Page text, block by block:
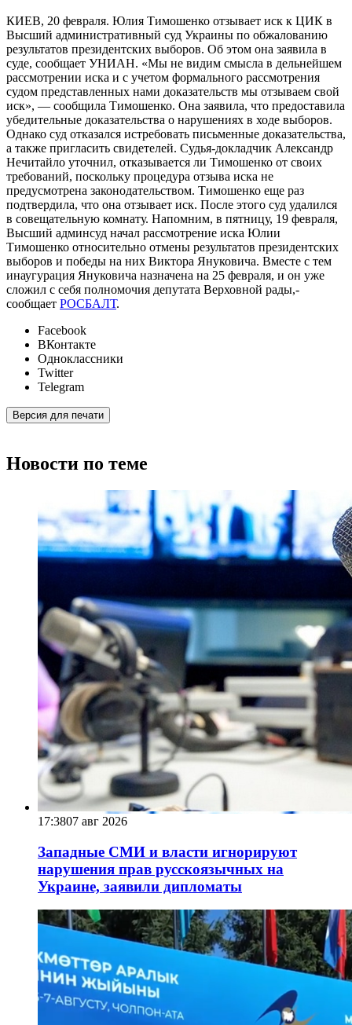
КИЕВ, 20 февраля. Юлия Тимошенко отзывает иск к ЦИК в
Высший административный суд Украины по обжалованию
результатов президентских выборов. Об этом она заявила в
суде, сообщает УНИАН. «Мы не видим смысла в дельнейшем
рассмотрении иска и с учетом формального рассмотрения
судом представленных нами доказательств мы отзываем свой
иск», — сообщила Тимошенко. Она заявила, что предоставила
убедительные доказательства о нарушениях в ходе выборов.
Однако суд отказался истребовать письменные доказательства,
а также пригласить свидетелей. Судья-докладчик Александр
Нечитайло уточнил, отказывается ли Тимошенко от своих
требований, поскольку процедура отзыва иска не
предусмотрена законодательством. Тимошенко еще раз
подтвердила, что она отзывает иск. После этого суд удалился
в совещательную комнату. Напомним, в пятницу, 19 февраля,
Высший админсуд начал рассмотрение иска Юлии
Тимошенко относительно отмены результатов президентских
выборов и победы на них Виктора Януковича. Вместе с тем
инаугурация Януковича назначена на 25 февраля, и он уже
сложил с себя полномочия депутата Верховной рады,-
сообщает РОСБАЛТ.
Facebook
ВКонтакте
Одноклассники
Twitter
Telegram
Версия для печати
Новости по теме
17:3807 авг 2026
Западные СМИ и власти игнорируют
нарушения прав русскоязычных на
Украине, заявили дипломаты